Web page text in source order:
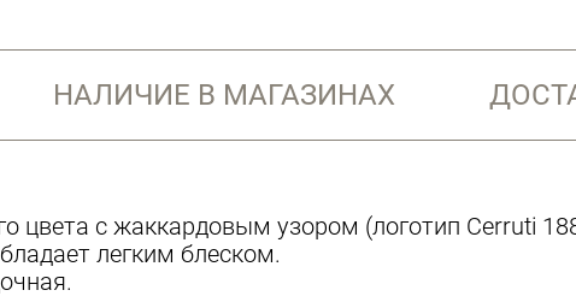
НАЛИЧИЕ В МАГАЗИНАХ
цвета с жаккардовым узором (логотип Cerruti
легким блеском.